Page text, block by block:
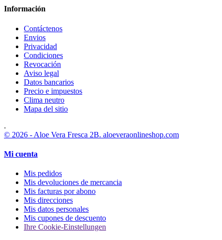
Información
Contáctenos
Envios
Privacidad
Condiciones
Revocación
Aviso legal
Datos bancarios
Precio e impuestos
Clima neutro
Mapa del sitio
.
© 2026 - Aloe Vera Fresca 2B. aloeveraonlineshop.com
Mi cuenta
Mis pedidos
Mis devoluciones de mercancia
Mis facturas por abono
Mis direcciones
Mis datos personales
Mis cupones de descuento
Ihre Cookie-Einstellungen